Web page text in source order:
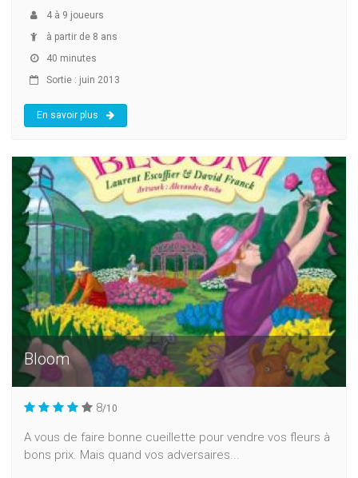
4 à 9 joueurs
à partir de 8 ans
40 minutes
Sortie : juin 2013
En savoir plus
Bloom
8/10
A vous de faire bonne cueillette pour vendre vos fleurs à
bons prix. Mais quand vos adversaires...